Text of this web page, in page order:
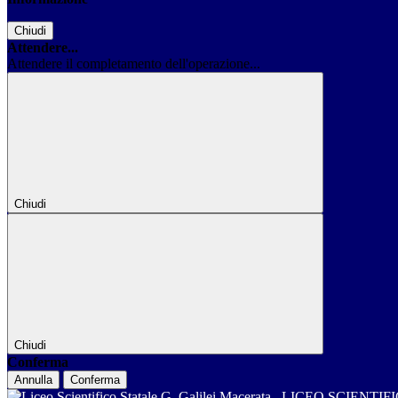
Chiudi
Attendere...
Attendere il completamento dell'operazione...
Chiudi
Chiudi
Conferma
Annulla Conferma